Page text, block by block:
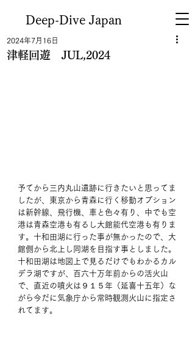
Deep-Dive Japan
津軽回遊 JUL,2024
2024年7月16日
予てから三内丸山遺跡に行きたいと思ってま
したが、東京から青森に行く移動オプション
は新幹線、飛行機、車と色々有り、中でも空
港は青森空港も有るし大館能代空港も有りま
す。十和田湖に行った事が無かったので、大
館側から北上し同湖を目指す事としました。
十和田湖は地図上で見るだけでもわかるカル
デラ湖ですが、百六十万年前からの活火山
で、直近の噴火は９１５年（延喜十五年）な
がら今だに気象庁から常時観測火山に指定さ
れてます。